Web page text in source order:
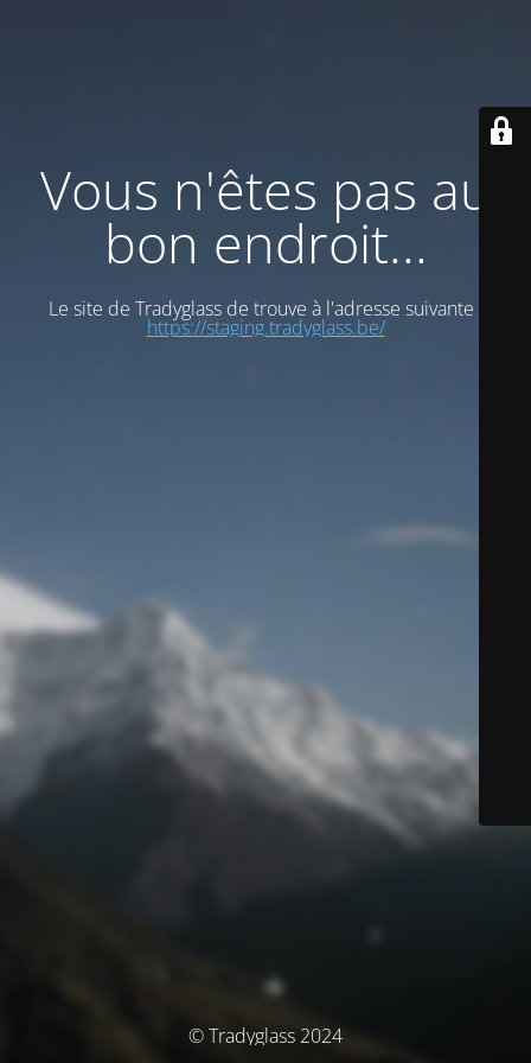
Vous n'êtes pas au
bon endroit...
Le site de Tradyglass de trouve à l'adresse suivante :
https://staging.tradyglass.be/
© Tradyglass 2024